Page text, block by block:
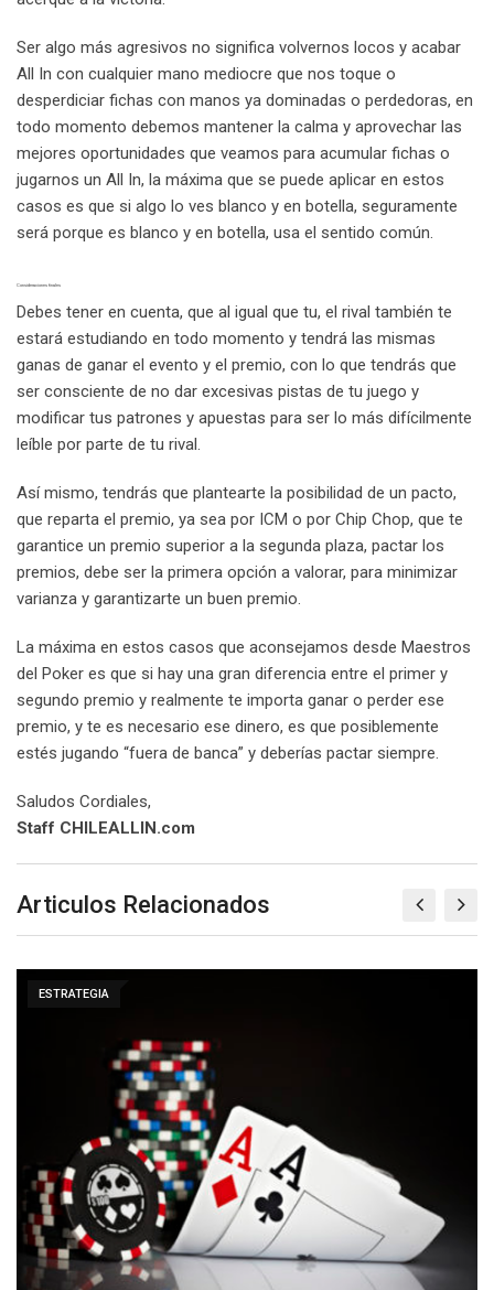
Ser algo más agresivos no significa volvernos locos y acabar
All In con cualquier mano mediocre que nos toque o
desperdiciar fichas con manos ya dominadas o perdedoras, en
todo momento debemos mantener la calma y aprovechar las
mejores oportunidades que veamos para acumular fichas o
jugarnos un All In, la máxima que se puede aplicar en estos
casos es que si algo lo ves blanco y en botella, seguramente
será porque es blanco y en botella, usa el sentido común.
Consideraciones finales
Debes tener en cuenta, que al igual que tu, el rival también te
estará estudiando en todo momento y tendrá las mismas
ganas de ganar el evento y el premio, con lo que tendrás que
ser consciente de no dar excesivas pistas de tu juego y
modificar tus patrones y apuestas para ser lo más difícilmente
leíble por parte de tu rival.
Así mismo, tendrás que plantearte la posibilidad de un pacto,
que reparta el premio, ya sea por ICM o por Chip Chop, que te
garantice un premio superior a la segunda plaza, pactar los
premios, debe ser la primera opción a valorar, para minimizar
varianza y garantizarte un buen premio.
La máxima en estos casos que aconsejamos desde Maestros
del Poker es que si hay una gran diferencia entre el primer y
segundo premio y realmente te importa ganar o perder ese
premio, y te es necesario ese dinero, es que posiblemente
estés jugando “fuera de banca” y deberías pactar siempre.
Saludos Cordiales,
Staff CHILEALLIN.com
Articulos Relacionados
ESTRATEGIA